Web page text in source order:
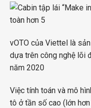
vOTO của Viettel là
dựa trên công nghệ lõi
năm 2020
Việc tính toán và mô
tô ở tần số cao (lớn